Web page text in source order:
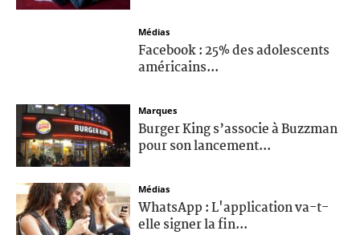
Médias
Facebook : 25% des adolescents
américains...
Marques
Burger King s’associe à Buzzman
pour son lancement...
Médias
WhatsApp : L'application va-t-
elle signer la fin...